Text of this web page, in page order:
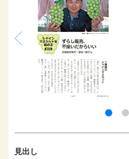
見出し